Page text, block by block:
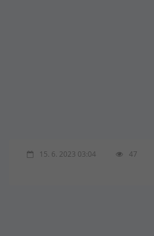
15. 6. 2023 03:04 47